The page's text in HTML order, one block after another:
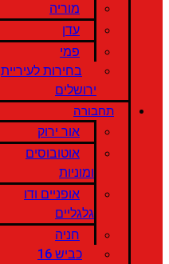
מוריה
עדן
פמי
בחירות לעיריית
ירושלים
תחבורה
אור ירוק
אוטובוסים
ומוניות
אופניים ודו
גלגליים
חניה
כביש 16